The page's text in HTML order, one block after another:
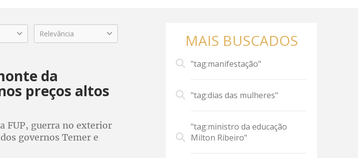
Relevância
da
preços altos
FUP, guerra no exterior
governos Temer e
MAIS BUSCADOS
"tag:manifestação"
"tag:dias das mulheres"
"tag:ministro da educação
Milton Ribeiro"